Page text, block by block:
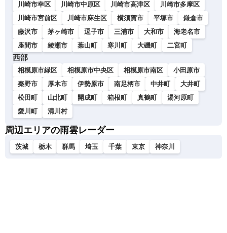
川崎市幸区
川崎市中原区 川崎市高津区
川崎市多摩区
川崎市宮前区
川崎市麻生区 横須賀市 平塚市
鎌倉市
藤沢市
茅ヶ崎市 逗子市 三浦市 大和市
海老名市
座間市
綾瀬市 葉山町 寒川町 大磯町 二宮町
西部
相模原市緑区 相模原市中央区 相模原市南区
小田原市
秦野市
厚木市 伊勢原市 南足柄市 中井町
大井町
松田町
山北町 開成町 箱根町 真鶴町
湯河原町
愛川町
清川村
周辺エリアの雨雲レーダー
茨城 栃木 群馬 埼玉 千葉 東京 神奈川